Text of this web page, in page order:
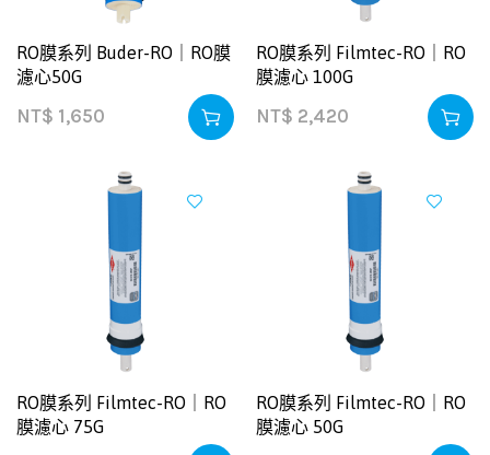
RO膜系列 Buder-RO｜RO膜
濾心50G
NT$ 1,650
RO膜系列 Filmtec-RO｜RO
膜濾心 100G
NT$ 2,420
RO膜系列 Filmtec-RO｜RO
膜濾心 75G
RO膜系列 Filmtec-RO｜RO
膜濾心 50G